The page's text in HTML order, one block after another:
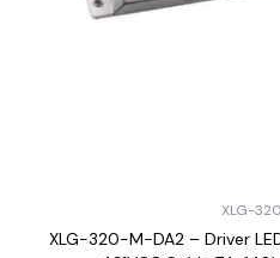
XLG-
XLG-320-M-DA2 – Driver